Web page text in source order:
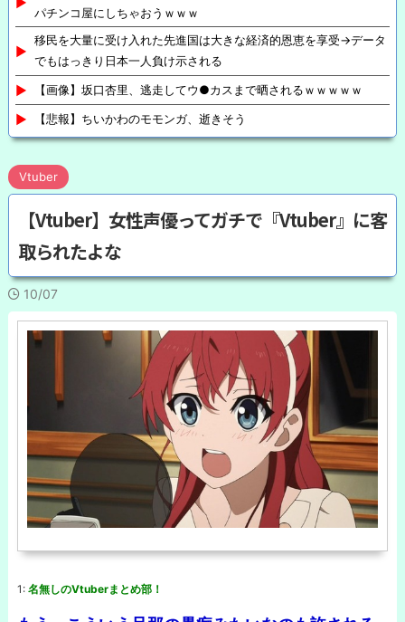
パチンコ屋にしちゃおうｗｗｗ
移民を大量に受け入れた先進国は大きな経済的恩恵を享受→データ
でもはっきり日本一人負け示される
【画像】坂口杏里、逃走してウ●カスまで晒されるｗｗｗｗｗ
【悲報】ちいかわのモモンガ、逝きそう
Vtuber
【Vtuber】女性声優ってガチで『Vtuber』に客
取られたよな
10/07
1: 名無しのVtuberまとめ部！